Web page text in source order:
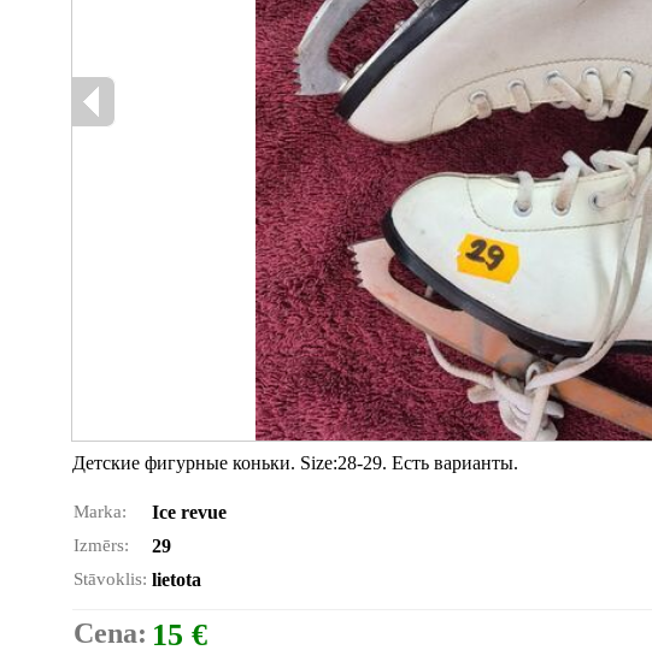
Детские фигурные коньки. Size:28-29. Есть варианты.
Marka: Ice revue
Izmērs: 29
Stāvoklis: lietota
Cena: 15 €